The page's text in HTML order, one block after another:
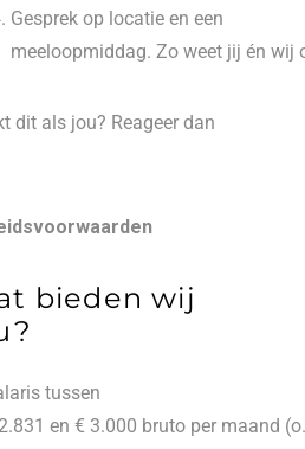
Gesprek op locatie en een
meeloopmiddag. Zo weet jij én wij
dit als jou? Reageer dan
bieden wij
tussen
en € 3.000 bruto per maand